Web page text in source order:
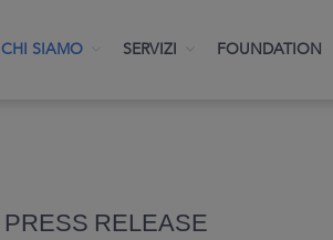
CHI SIAMO SERVIZI FOUNDATION
PRESS RELEASE